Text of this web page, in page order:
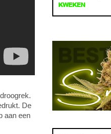
De
aan een
KWEKEN